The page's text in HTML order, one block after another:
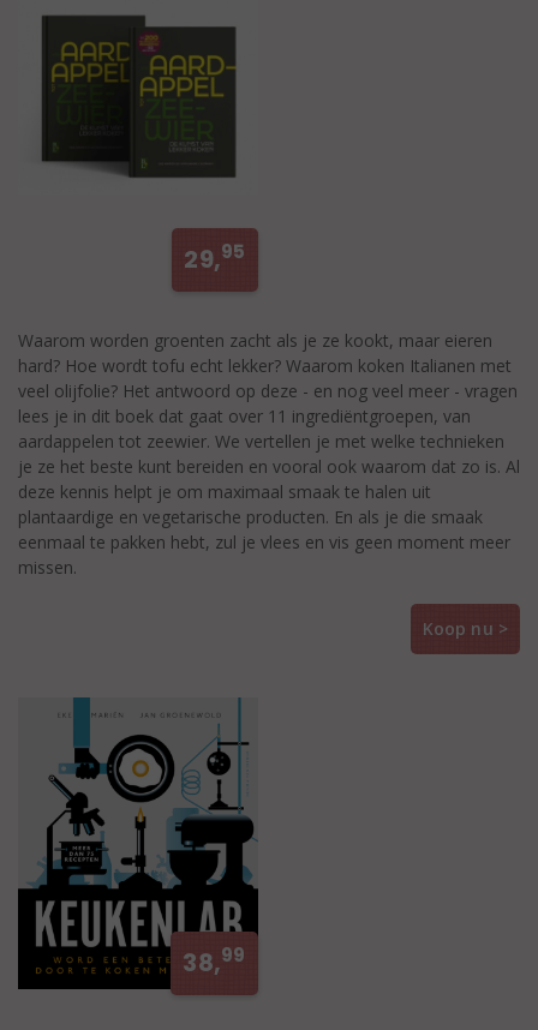
29,95
Waarom worden groenten zacht als je ze kookt, maar eieren
hard? Hoe wordt tofu echt lekker? Waarom koken Italianen met
veel olijfolie? Het antwoord op deze - en nog veel meer - vragen
lees je in dit boek dat gaat over 11 ingrediëntgroepen, van
aardappelen tot zeewier. We vertellen je met welke technieken
je ze het beste kunt bereiden en vooral ook waarom dat zo is. Al
deze kennis helpt je om maximaal smaak te halen uit
plantaardige en vegetarische producten. En als je die smaak
eenmaal te pakken hebt, zul je vlees en vis geen moment meer
missen.
Koop nu >
38,99